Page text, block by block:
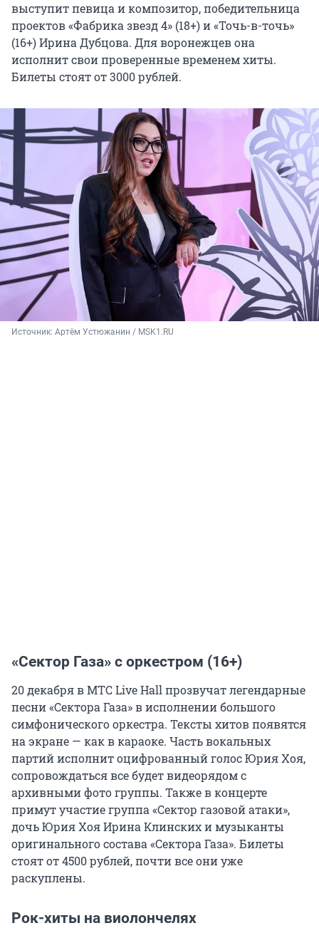
выступит певица и композитор, победительница
проектов «Фабрика звезд 4» (18+) и «Точь-в-точь»
(16+) Ирина Дубцова. Для воронежцев она
исполнит свои проверенные временем хиты.
Билеты стоят от 3000 рублей.
Источник: Артём Устюжанин / MSK1.RU
«Сектор Газа» с оркестром (16+)
20 декабря в МТС Live Hall прозвучат легендарные
песни «Сектора Газа» в исполнении большого
симфонического оркестра. Тексты хитов появятся
на экране — как в караоке. Часть вокальных
партий исполнит оцифрованный голос Юрия Хоя,
сопровождаться все будет видеорядом с
архивными фото группы. Также в концерте
примут участие группа «Сектор газовой атаки»,
дочь Юрия Хоя Ирина Клинских и музыканты
оригинального состава «Сектора Газа». Билеты
стоят от 4500 рублей, почти все они уже
раскуплены.
Рок-хиты на виолончелях